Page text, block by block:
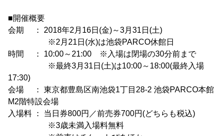
■開催概要
会期 ： 2018年2月16日(金)～3月31日(土)
※2月21日(水)は池袋PARCO休館日
時間 ： 10:00～21:00 ※入場は閉場の30分前まで
※最終3月31日(土)は10:00～18:00(最終入場
17:30)
会場 ： 東京都豊島区南池袋1丁目28-2 池袋PARCO本館
M2階特設会場
入場料 ： 当日券800円／前売券700円(どちらも税込)
※3歳未満入場料無料